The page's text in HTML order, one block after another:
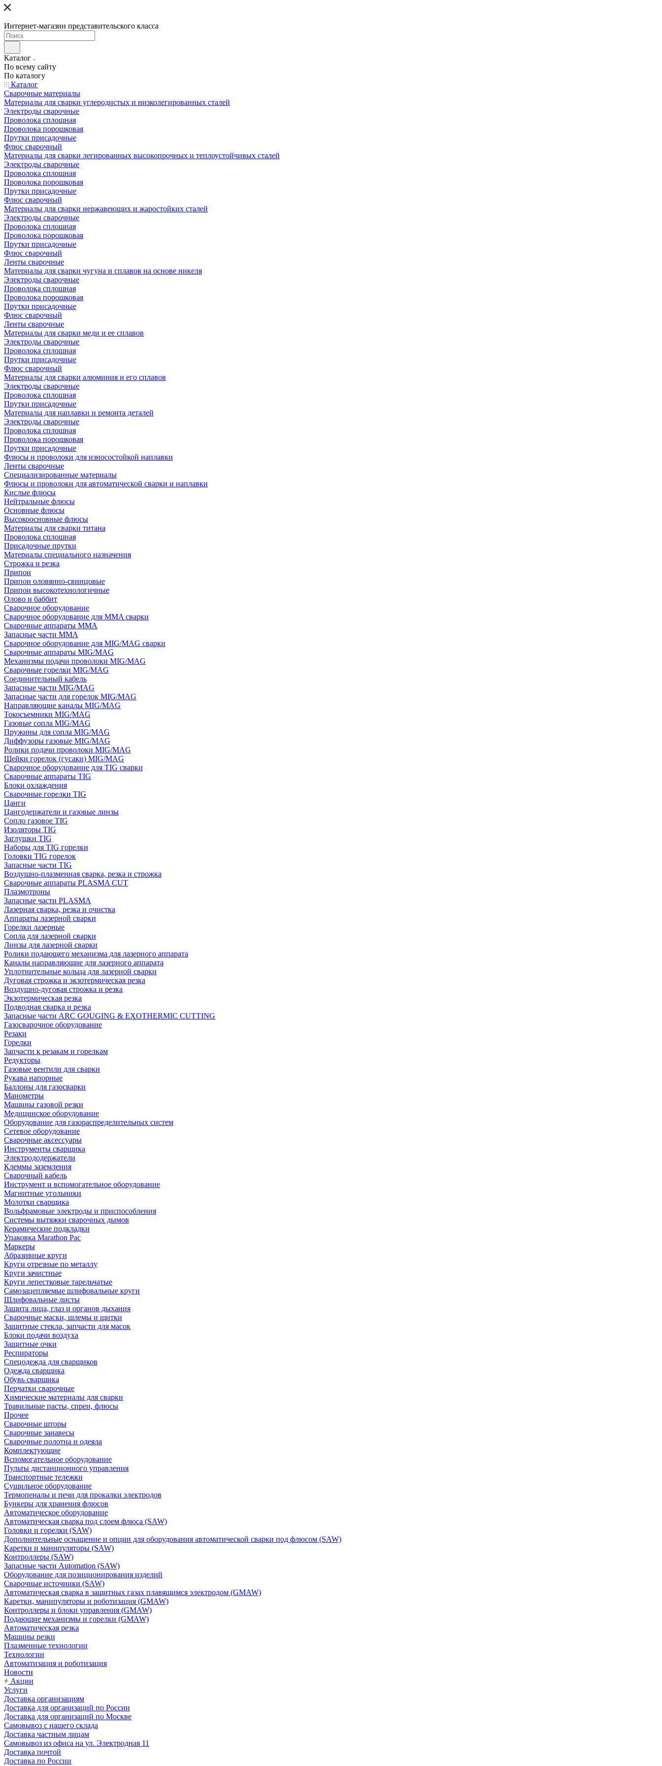
Интернет-магазин представительского класса
Каталог
По всему сайту
По каталогу
Каталог
Сварочные материалы
Материалы для сварки углеродистых и низколегированных сталей
Электроды сварочные
Проволока сплошная
Проволока порошковая
Прутки присадочные
Флюс сварочный
Материалы для сварки легированных высокопрочных и теплоустойчивых сталей
Электроды сварочные
Проволока сплошная
Проволока порошковая
Прутки присадочные
Флюс сварочный
Материалы для сварки нержавеющих и жаростойких сталей
Электроды сварочные
Проволока сплошная
Проволока порошковая
Прутки присадочные
Флюс сварочный
Ленты сварочные
Материалы для сварки чугуна и сплавов на основе никеля
Электроды сварочные
Проволока сплошная
Проволока порошковая
Прутки присадочные
Флюс сварочный
Ленты сварочные
Материалы для сварки меди и ее сплавов
Электроды сварочные
Проволока сплошная
Прутки присадочные
Флюс сварочный
Материалы для сварки алюминия и его сплавов
Электроды сварочные
Проволока сплошная
Прутки присадочные
Материалы для наплавки и ремонта деталей
Электроды сварочные
Проволока сплошная
Проволока порошковая
Прутки присадочные
Флюсы и проволоки для износостойкой наплавки
Ленты сварочные
Специализированные материалы
Флюсы и проволоки для автоматической сварки и наплавки
Кислые флюсы
Нейтральные флюсы
Основные флюсы
Высокоосновные флюсы
Материалы для сварки титана
Проволока сплошная
Присадочные прутки
Материалы специального назначения
Строжка и резка
Припои
Припои оловянно-свинцовые
Припои высокотехнологичные
Олово и баббит
Сварочное оборудование
Сварочное оборудование для MMA сварки
Сварочные аппараты MMA
Запасные части MMA
Сварочное оборудование для MIG/MAG сварки
Сварочные аппараты MIG/MAG
Механизмы подачи проволоки MIG/MAG
Сварочные горелки MIG/MAG
Соединительный кабель
Запасные части MIG/MAG
Запасные части для горелок MIG/MAG
Направляющие каналы MIG/MAG
Токосъемники MIG/MAG
Газовые сопла MIG/MAG
Пружины для сопла MIG/MAG
Диффузоры газовые MIG/MAG
Ролики подачи проволоки MIG/MAG
Шейки горелок (гусаки) MIG/MAG
Сварочное оборудование для TIG сварки
Сварочные аппараты TIG
Блоки охлаждения
Сварочные горелки TIG
Цанги
Цангодержатели и газовые линзы
Сопло газовое TIG
Изоляторы TIG
Заглушки TIG
Наборы для TIG горелки
Головки TIG горелок
Запасные части TIG
Воздушно-плазменная сварка, резка и строжка
Сварочные аппараты PLASMA CUT
Плазмотроны
Запасные части PLASMA
Лазерная сварка, резка и очистка
Аппараты лазерной сварки
Горелки лазерные
Сопла для лазерной сварки
Линзы для лазерной сварки
Ролики подающего механизма для лазерного аппарата
Каналы направляющие для лазерного аппарата
Уплотнительные кольца для лазерной сварки
Дуговая строжка и экзотермическая резка
Воздушно-дуговая строжка и резка
Экзотермическая резка
Подводная сварка и резка
Запасные части ARC GOUGING & EXOTHERMIC CUTTING
Газосварочное оборудование
Резаки
Горелки
Запчасти к резакам и горелкам
Редукторы
Газовые вентили для сварки
Рукава напорные
Баллоны для газосварки
Манометры
Машины газовой резки
Медицинское оборудование
Оборудование для газораспределительных систем
Сетевое оборудование
Сварочные аксессуары
Инструменты сварщика
Электрододержатели
Клеммы заземления
Сварочный кабель
Инструмент и вспомогательное оборудование
Магнитные угольники
Молотки сварщика
Вольфрамовые электроды и приспособления
Системы вытяжки сварочных дымов
Керамические подкладки
Упаковка Marathon Pac
Маркеры
Абразивные круги
Круги отрезные по металлу
Круги зачистные
Круги лепестковые тарельчатые
Самозацепляемые шлифовальные круги
Шлифовальные листы
Защита лица, глаз и органов дыхания
Сварочные маски, шлемы и щитки
Защитные стекла, запчасти для масок
Блоки подачи воздуха
Защитные очки
Респираторы
Спецодежда для сварщиков
Одежда сварщика
Обувь сварщика
Перчатки сварочные
Химические материалы для сварки
Травильные пасты, спреи, флюсы
Прочее
Сварочные шторы
Сварочные занавесы
Сварочные полотна и одеяла
Комплектующие
Вспомогательное оборудование
Пульты дистанционного управления
Транспортные тележки
Сушильное оборудование
Термопеналы и печи для прокалки электродов
Бункеры для хранения флюсов
Автоматическое оборудование
Автоматическая сварка под слоем флюса (SAW)
Головки и горелки (SAW)
Дополнительные оснащение и опции для оборудования автоматической сварки под флюсом (SAW)
Каретки и манипуляторы (SAW)
Контроллеры (SAW)
Запасные части Automation (SAW)
Оборудование для позиционирования изделий
Сварочные источники (SAW)
Автоматическая сварка в защитных газах плавящимся электродом (GMAW)
Каретки, манипуляторы и роботизация (GMAW)
Контроллеры и блоки управления (GMAW)
Подающие механизмы и горелки (GMAW)
Автоматическая резка
Машины резки
Плазменные технологии
Технологии
Автоматизация и роботизация
Новости
Акции
Услуги
Доставка организациям
Доставка для организаций по России
Доставка для организаций по Москве
Самовывоз с нашего склада
Доставка частным лицам
Самовывоз из офиса на ул. Электродная 11
Доставка почтой
Доставка по России